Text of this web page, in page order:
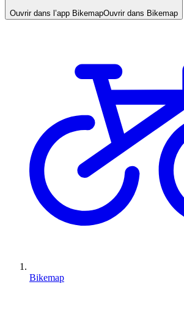
Ouvrir dans l’app BikemapOuvrir dans Bikemap
Bikemap